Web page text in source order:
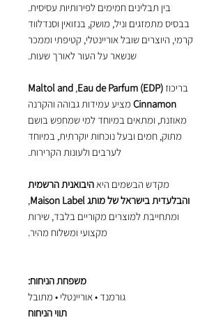
בין תבלינים חמימים לפירותיות עסיסית.
בבסיס מתמזגים וניל, מושק, בנזואין וסנדלווד
קרמי, היוצרים שובל אוריינטלי, קטיפתי וממכר
שנשאר על העור לאורך שעות.
בריכוז Eau de Parfum (EDP)
, ‏
Maltol and
Cinnamon מציע עמידות גבוהה והקרנה
מאוזנת, ומתאים במיוחד למי שמחפש בושם
מתוק, חמים ובעל נוכחות יוקרתית, במיוחד
לערבים ולעונות הקרירות.
מקדש הבשמים היאהיבואנית הרשמית
והבלעדית בישראל של מותג Maison Label
,
ומתחייבת למוצרים מקוריים בלבד, שירות
מקצועי ומשלוח מהיר.
משפחת הניחוח:
גורמנד • אוריינטלי • מתובל
תווי הניחוח